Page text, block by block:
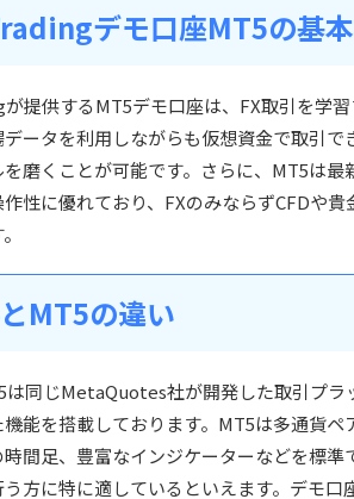
デモ口座MT5の基
提供するMT5デモ口座は、FX取引を学
ータを利用しながらも仮想資金で取引
を磨くことが可能です。さらに、MT5は
性に優れており、FXのみならずCFDや
MT5の違い
は同じMetaQuotes社が開発した取引プラ
機能を搭載しております。MT5は多通貨
間足、豊富なインジケーターなどを標
う方に特に適しているといえます。デモ